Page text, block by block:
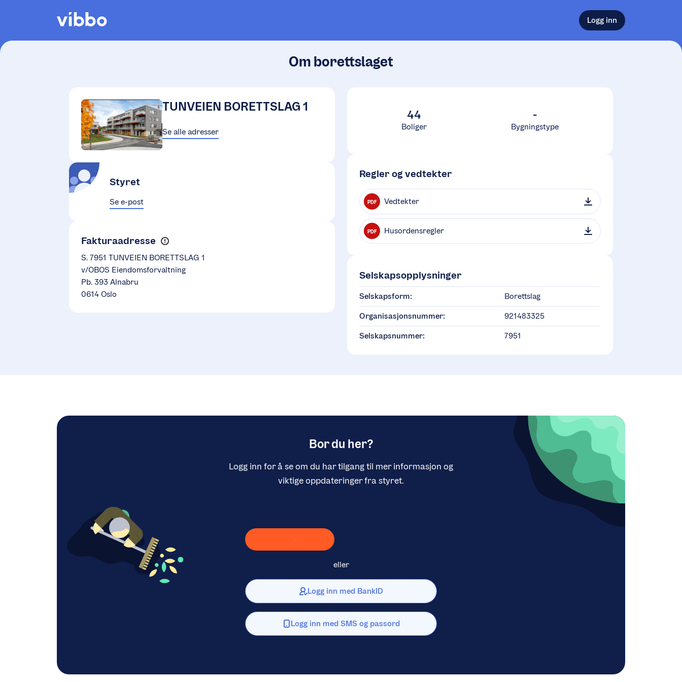
Logg inn
Om borettslaget
TUNVEIEN BORETTSLAG 1
Se alle adresser
Styret
Se e-post
Fakturaadresse
S. 7951 TUNVEIEN BORETTSLAG 1
v/OBOS Eiendomsforvaltning
Pb. 393 Alnabru
0614 Oslo
44
Boliger
-
Bygningstype
Regler og vedtekter
PDF Vedtekter
PDF Husordensregler
Selskapsopplysninger
Selskapsform: Borettslag
Organisasjonsnummer: 921483325
Selskapsnummer: 7951
Bor du her?
Logg inn for å se om du har tilgang til mer informasjon og
viktige oppdateringer fra styret.
eller
Logg inn med BankID
Logg inn med SMS og passord